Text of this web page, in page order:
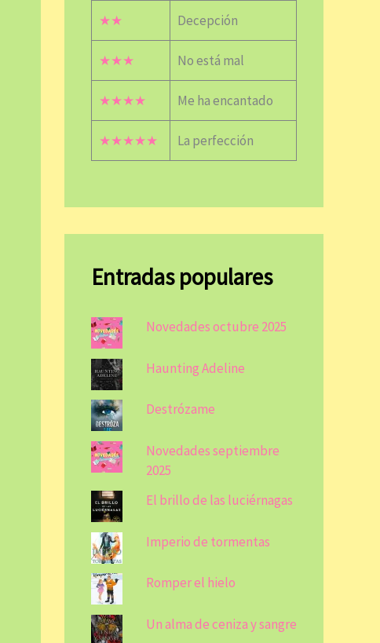
★★ Decepción
★★★ No está mal
★★★★ Me ha encantado
★★★★★ La perfección
Entradas populares
Novedades octubre 2025
Haunting Adeline
Destrózame
Novedades septiembre
2025
El brillo de las luciérnagas
Imperio de tormentas
Romper el hielo
Un alma de ceniza y sangre